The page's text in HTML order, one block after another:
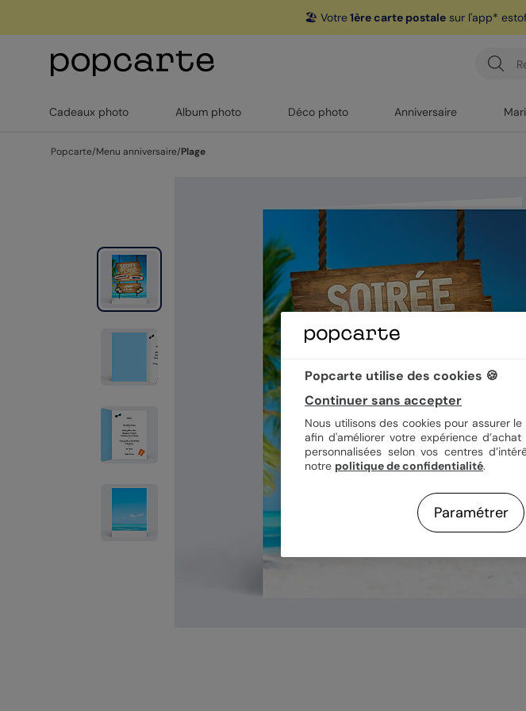
🏖️ Votre1ère carte postalesur l'app* est
Cadeaux photo Album photo Déco photo Anniversaire
Popcarte/Menu anniversaire/Plage
Popcarte utilise des cookies 🍪
Continuer sans accepter
Nous utilisons des cookies pour assurer
afin d'améliorer votre expérience
personnalisées selon vos centres
notre politique de confidentialité.
Paramétrer